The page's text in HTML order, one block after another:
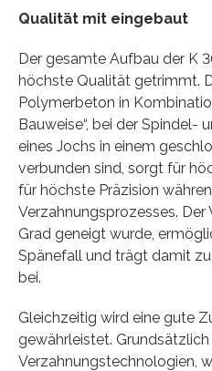
Qualität mit eingebaut
Der gesamte Aufbau der K
höchste Qualität getrimmt.
Polymerbeton in
Bauweise“, bei der Spindel-
eines Jochs in einem
verbunden sind, sorgt für
für höchste Präzision
Verzahnungsprozesses.
Grad geneigt wurde,
Spänefall und trägt damit
bei.
Gleichzeitig wird eine gute
gewährleistet.
Verzahnungstechnologien,